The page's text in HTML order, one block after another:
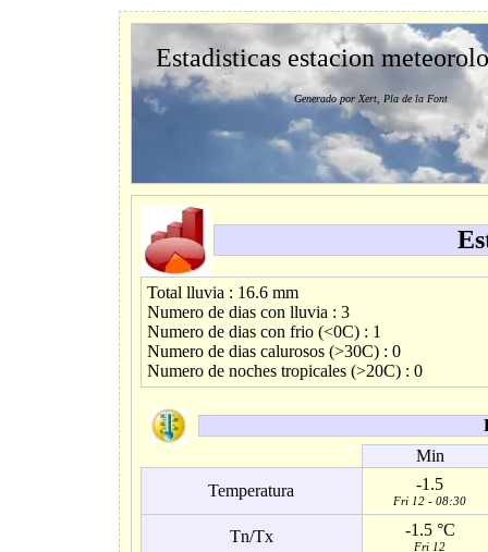
Estadisticas estacion
Generado por Xert, Pla de la Font